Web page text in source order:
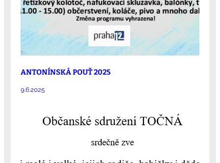
ANTONÍNSKÁ POUŤ 2025
9.6.2025